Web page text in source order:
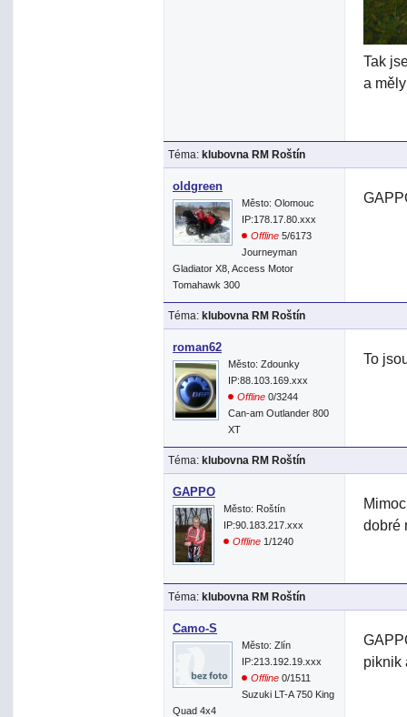
Tak
a
Téma: klubovna RM Roštín
oldgreen
Město: Olomouc
IP:178.17.80.xxx
Offline 5/6173
Journeyman
Gladiator X8, Access Motor
Tomahawk 300
Téma: klubovna RM Roštín
roman62
Město: Zdounky
IP:88.103.169.xxx
Offline 0/3244
Can-am Outlander 800
XT
To
Téma: klubovna RM Roštín
GAPPO
Město: Roštín
IP:90.183.217.xxx
Offline 1/1240
dobré
Téma: klubovna RM Roštín
Camo-S
Město: Zlín
IP:213.192.19.xxx
Offline 0/1511
Suzuki LT-A 750 King
Quad 4x4
piknik